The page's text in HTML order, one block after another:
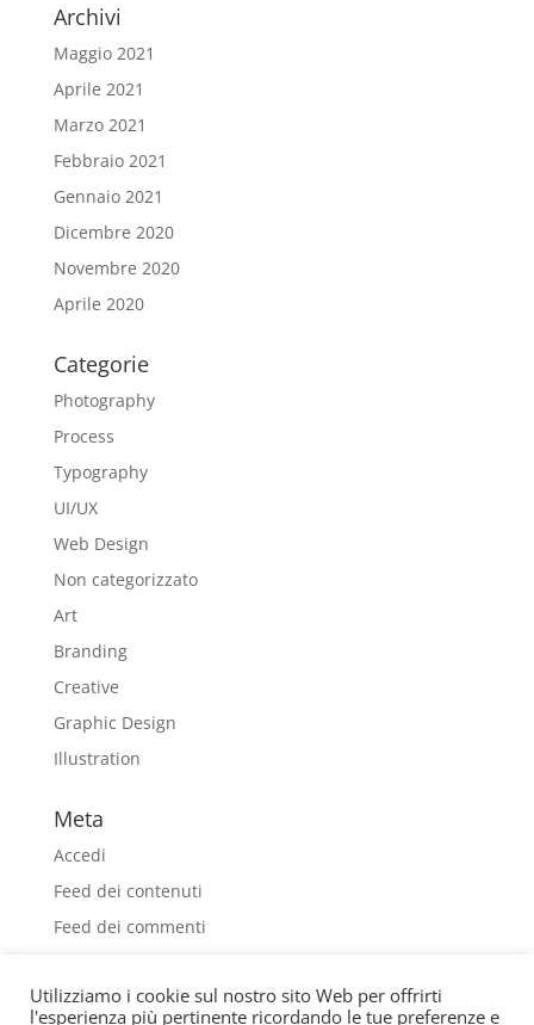
Archivi
Maggio 2021
Aprile 2021
Marzo 2021
Febbraio 2021
Gennaio 2021
Dicembre 2020
Novembre 2020
Aprile 2020
Categorie
Photography
Process
Typography
UI/UX
Web Design
Non categorizzato
Art
Branding
Creative
Graphic Design
Illustration
Meta
Accedi
Feed dei contenuti
Feed dei commenti
Utilizziamo i cookie sul nostro sito Web per offrirti
l'esperienza più pertinente ricordando le tue preferenze e